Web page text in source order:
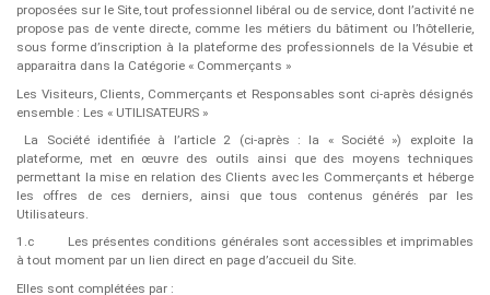
proposées sur le Site, tout professionnel libéral ou de service, dont l’activité ne
propose pas de vente directe, comme les métiers du bâtiment ou l’hôtellerie,
sous forme d’inscription à la plateforme des professionnels de la Vésubie et
apparaitra dans la Catégorie « Commerçants »
Les Visiteurs, Clients, Commerçants et Responsables sont ci-après désignés
ensemble : Les « UTILISATEURS »
La Société identifiée à l’article 2 (ci-après : la « ​Société​ ») exploite la
plateforme, met en œuvre des outils ainsi que des moyens techniques
permettant la mise en relation des Clients avec les Commerçants et héberge
les offres de ces derniers, ainsi que tous contenus générés par les
Utilisateurs.
1.c
Les présentes conditions générales sont accessibles et imprimables
à tout moment par un lien direct en page d’accueil du Site.
Elles sont complétées par :